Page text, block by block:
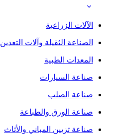
الآلات الزراعية
الصناعة الثقيلة وآلات التعدين
المعدات الطبية
صناعة السيارات
صناعة الصلب
صناعة الورق والطباعة
صناعة تزيين المباني والأثاث